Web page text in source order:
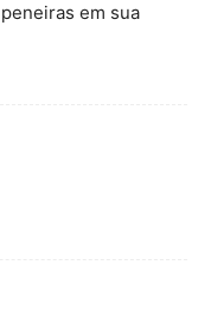
em sua